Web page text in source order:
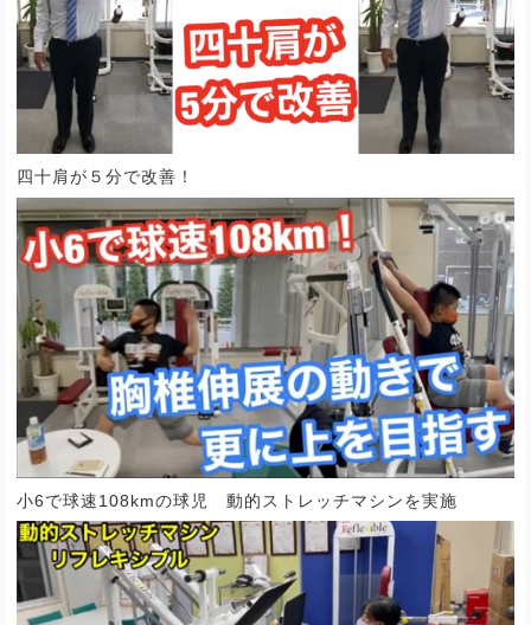
四十肩が５分で改善！
小6で球速108kmの球児 動的ストレッチマシンを実施